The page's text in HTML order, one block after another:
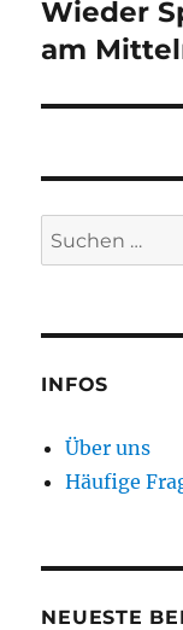
Wieder
am
Suchen
nach:
INFOS
Über uns
Häufige
NEUESTE